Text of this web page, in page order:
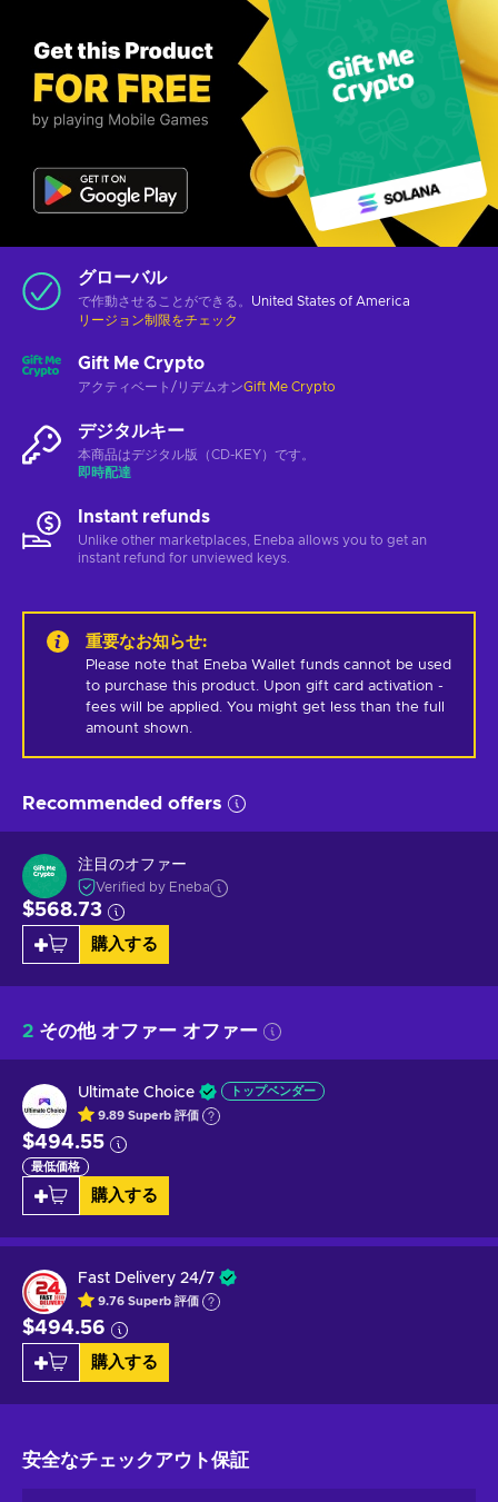
グローバル
で作動させることができる。 United States of America
リージョン制限をチェック
Gift Me Crypto
アクティベート/リデムオンGift Me Crypto
デジタルキー
本商品はデジタル版（CD-KEY）です。
即時配達
Instant refunds
Unlike other marketplaces, Eneba allows you to get an
instant refund for unviewed keys.
重要なお知らせ:
Please note that Eneba Wallet funds cannot be used
to purchase this product. Upon gift card activation -
fees will be applied. You might get less than the full
amount shown.
Recommended offers
注目のオファー
Verified by Eneba
$568.73
購入する
2 その他 オファー オファー
Ultimate Choice トップベンダー
9.89 Superb 評価
$494.55
最低価格
購入する
Fast Delivery 24/7
9.76 Superb 評価
$494.56
購入する
安全なチェックアウト保証